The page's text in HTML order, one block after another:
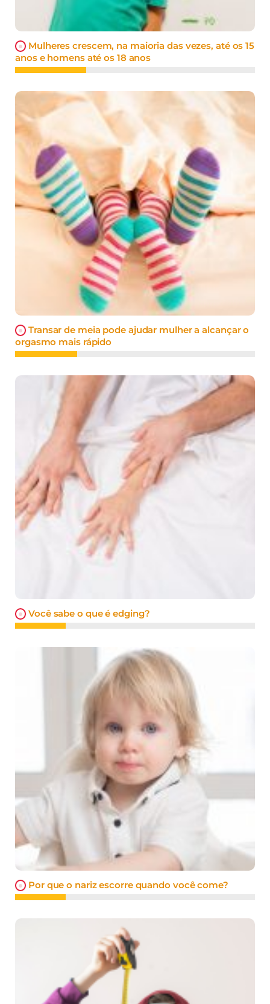
Mulheres crescem, na maioria das vezes, até os 15
anos e homens até os 18 anos
Transar de meia pode ajudar mulher a alcançar o
orgasmo mais rápido
Você sabe o que é edging?
Por que o nariz escorre quando você come?